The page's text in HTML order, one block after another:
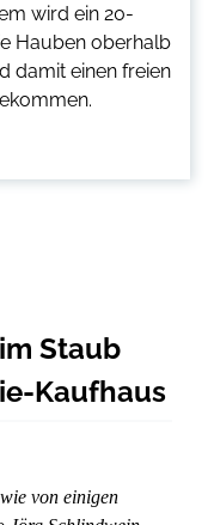
wird ein 20-
Hauben oberhalb
damit einen freien
Staub
Kaufhaus
von einigen